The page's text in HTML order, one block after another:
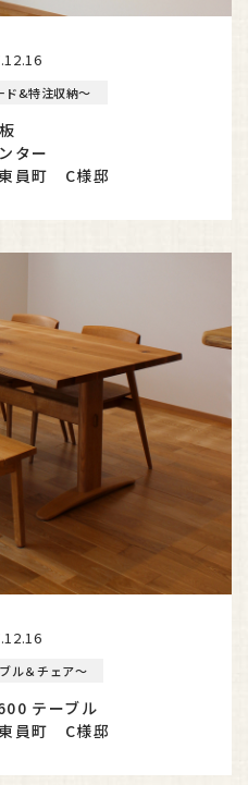
&特注収納～
ター
員町 C様邸
ル＆チェア～
テーブル
員町 C様邸